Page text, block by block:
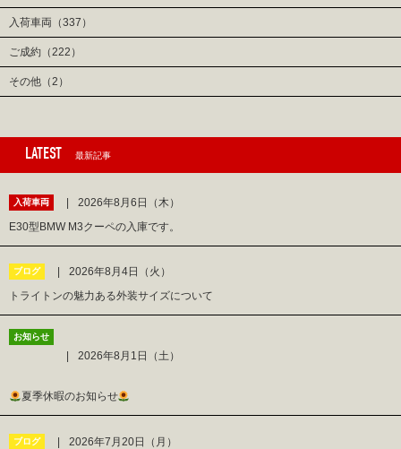
入荷車両（337）
ご成約（222）
その他（2）
LATEST 最新記事
入荷車両
2026年8月6日（木）
E30型BMW M3クーペの入庫です。
ブログ
2026年8月4日（火）
トライトンの魅力ある外装サイズについて
お知らせ
2026年8月1日（土）
夏季休暇のお知らせ
ブログ
2026年7月20日（月）